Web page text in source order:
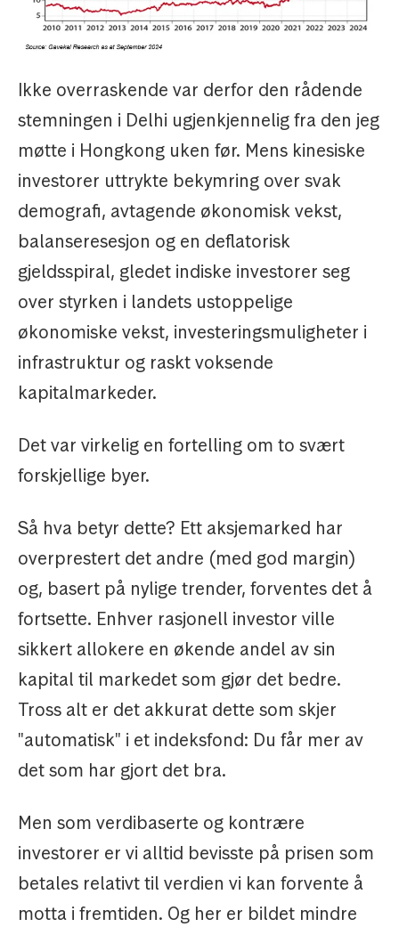
Ikke overraskende var derfor den rådende
stemningen i Delhi ugjenkjennelig fra den jeg
møtte i Hongkong uken før. Mens kinesiske
investorer uttrykte bekymring over svak
demografi, avtagende økonomisk vekst,
balanseresesjon og en deflatorisk
gjeldsspiral, gledet indiske investorer seg
over styrken i landets ustoppelige
økonomiske vekst, investeringsmuligheter i
infrastruktur og raskt voksende
kapitalmarkeder.
Det var virkelig en fortelling om to svært
forskjellige byer.
Så hva betyr dette? Ett aksjemarked har
overprestert det andre (med god margin)
og, basert på nylige trender, forventes det å
fortsette. Enhver rasjonell investor ville
sikkert allokere en økende andel av sin
kapital til markedet som gjør det bedre.
Tross alt er det akkurat dette som skjer
"automatisk" i et indeksfond: Du får mer av
det som har gjort det bra.
Men som verdibaserte og kontrære
investorer er vi alltid bevisste på prisen som
betales relativt til verdien vi kan forvente å
motta i fremtiden. Og her er bildet mindre